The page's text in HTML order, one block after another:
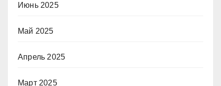
Июнь 2025
Май 2025
Апрель 2025
Март 2025